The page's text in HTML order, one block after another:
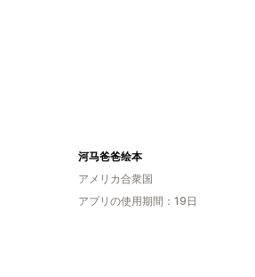
河马爸爸绘本
アメリカ合衆国
アプリの使用期間：19日